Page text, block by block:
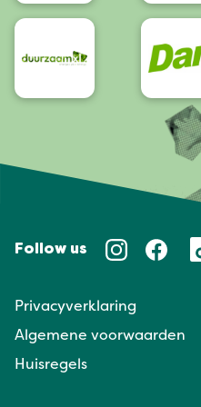
Follow us
Privacyverklaring
Algemene voorwaarden
Huisregels